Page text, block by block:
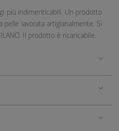
più indimenticabili. Un prodotto
lavorata artigianalmente. Si
Il prodotto è ricaricabile.